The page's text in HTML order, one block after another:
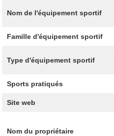
Nom de l'équipement sportif
Famille d'équipement sportif
Type d'équipement sportif
Sports pratiqués
Site web
Nom du propriétaire